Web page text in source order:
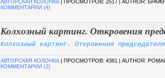
АВТОРСКАЯ КОЛОНКА | ПРОСМОТРОВ: 2517 | AUTHOR:
КОММЕНТАРИИ (4)
Колхозный картинг. Откровения
Колхозный картинг. Откровения
АВТОРСКАЯ КОЛОНКА | ПРОСМОТРОВ: 4381 | AUTHOR:
КОММЕНТАРИИ (2)